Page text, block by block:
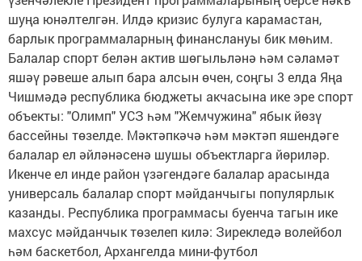
шуңа юнәлтелгән. Илдә кризис булуга карамастан,
барлык программаларның финанслануы бик мөһим.
Балалар спорт белән актив шөгыльләнә һәм сәламәт
яшәү рәвеше алып бара алсын өчен, соңгы 3 елда Яңа
Чишмәдә республика бюджеты акчасына ике эре спорт
объекты: "Олимп" УСЗ һәм "Жемчужина" ябык йөзү
бассейны төзелде. Мәктәпкәчә һәм мәктәп яшендәге
балалар ел әйләнәсенә шушы объектларга йөриләр.
Икенче ел инде район үзәгендәге балалар арасында
универсаль балалар спорт мәйданчыгы популярлык
казанды. Республика программасы буенча тагын ике
махсус мәйданчык төзелеп килә: Зирекледә волейбол
һәм баскетбол, Архангелда мини-футбол